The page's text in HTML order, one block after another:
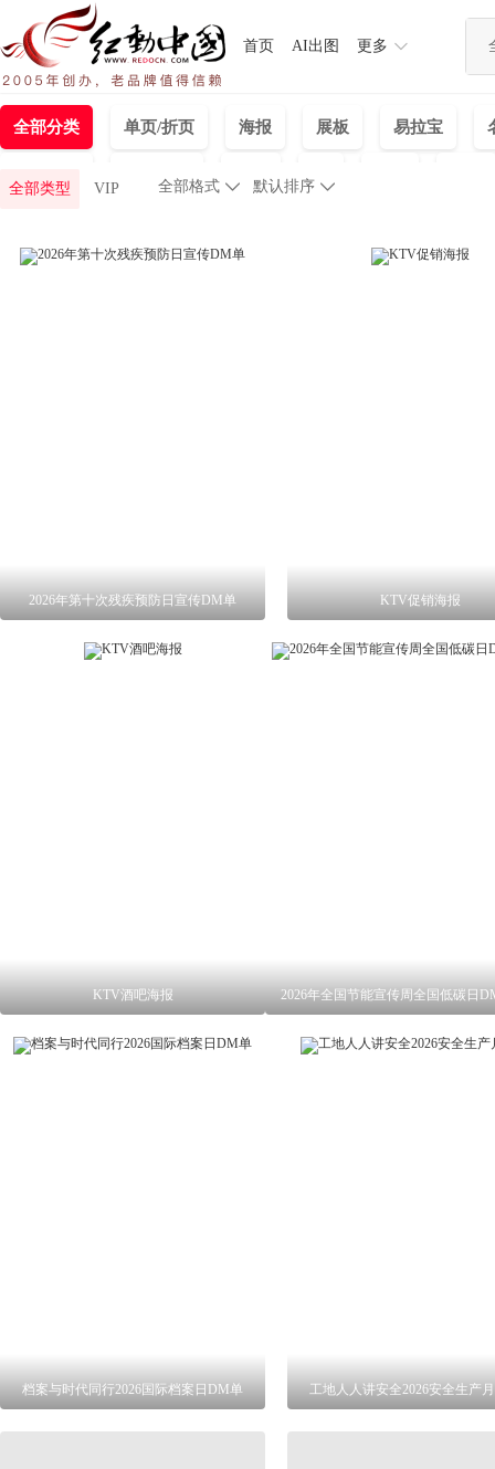
首页 AI出图 更多
全部分类 单页/折页 海报 展板 易拉宝
免抠元素 样机
全部类型 VIP 
全部格式 默认排序 
2026年第十次残疾预防日宣传DM单 KTV促销海报
KTV酒吧海报 2026年全国节能宣传周全国低碳日
档案与时代同行2026国际档案日DM单 工地人人讲安全2026安全生产